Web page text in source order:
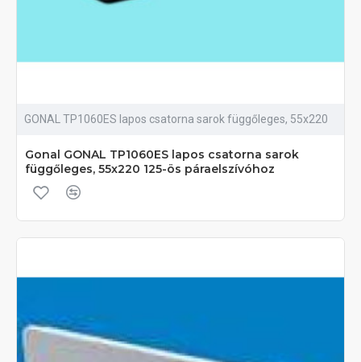
GONAL TP1060ES lapos csatorna sarok függőleges, 55x220
Gonal GONAL TP1060ES lapos csatorna sarok
függőleges, 55x220 125-ös páraelszívóhoz